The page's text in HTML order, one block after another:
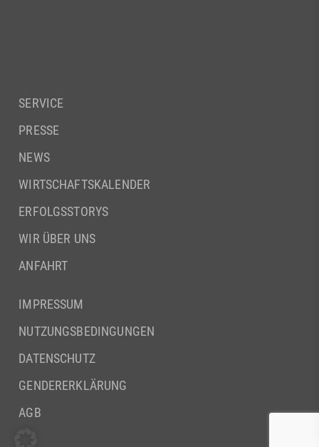
SERVICE
PRESSE
NEWS
WIRTSCHAFTSKALENDER
ERFOLGSSTORYS
WIR ÜBER UNS
ANFAHRT
IMPRESSUM
NUTZUNGSBEDINGUNGEN
DATENSCHUTZ
GENDERERKLÄRUNG
AGB